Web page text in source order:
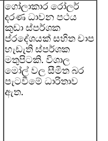
ගෝලාකාර රෝලර්
දරණ ධාවන පථය
කුඩා ස්පර්ශක
ප්රදේශයක් සහිත චාප
හැඩැති ස්පර්ශක
මතුපිටකි. විශාල
මෝල් වල සීමිත බර
පැටවීමේ ධාරිතාව
ඇත.